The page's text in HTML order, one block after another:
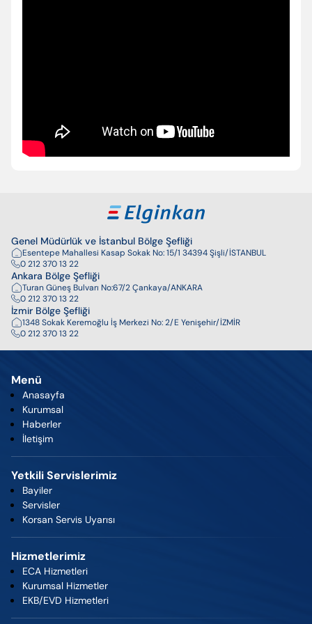
Enter’a basıp arayabilir veya ESC ile kapatabilirsiniz
Genel Müdürlük ve İstanbul Bölge Şefliği
Esentepe Mahallesi Kasap Sokak No: 15/1 34394 Şişli/İSTANBUL
0 212 370 13 22
Ankara Bölge Şefliği
Turan Güneş Bulvarı No:67/2 Çankaya/ANKARA
0 212 370 13 22
İzmir Bölge Şefliği
1348 Sokak Keremoğlu İş Merkezi No: 2/E Yenişehir/İZMİR
0 212 370 13 22
Menü
Anasayfa
Kurumsal
Haberler
İletişim
Yetkili Servislerimiz
Bayiler
Servisler
Korsan Servis Uyarısı
Hizmetlerimiz
ECA Hizmetleri
Kurumsal Hizmetler
EKB/EVD Hizmetleri